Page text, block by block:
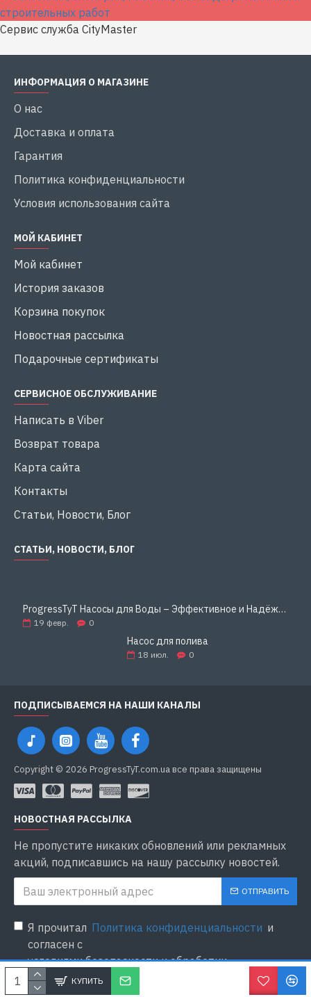
КУПИТЬ
Сервис служба CityMaster
ИНФОРМАЦИЯ О МАГАЗИНЕ
О нас
Доставка и оплата
Гарантия
Политика конфиденциальности
Условия использования сайта
МОЙ КАБИНЕТ
Мой кабинет
История заказов
Корзина покупок
Новостная рассылка
Подарочные сертификаты
СЕРВИСНОЕ ОБСЛУЖИВАНИЕ
Написать в Viber
Возврат товара
Карта сайта
Контакты
Статьи, Новости, Блог
СТАТЬИ, НОВОСТИ, БЛОГ
ProgressTyT Насосы для Воды – Эффективное и Надёжное Решение для Дома и Бизнеса
19 февр. 0
Насос для полива
18 июл. 0
ПОДПИСЫВАЕМСЯ НА НАШИ КАНАЛЫ
Copyright © 2026 ProgressTyT.com.ua все права защищены
НОВОСТНАЯ РАССЫЛКА
Не пропустите никаких обновлений или рекламных
акций, подписавшись на нашу рассылку новостей.
ОТПРАВИТЬ
Я прочитал Политика конфиденциальности и
согласен с
условиями безопасности и обработки
персональных данных